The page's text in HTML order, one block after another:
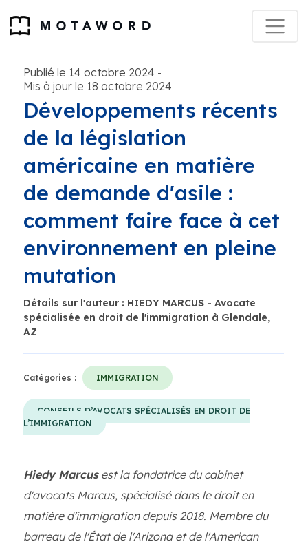
Publié le 14 octobre 2024 -
Mis à jour le 18 octobre 2024
Développements récents
de la législation
américaine en matière
de demande d'asile :
comment faire face à cet
environnement en pleine
mutation
Détails sur l'auteur : HIEDY MARCUS - Avocate
spécialisée en droit de l'immigration à Glendale,
AZ.
Catégories : IMMIGRATION
CONSEILS D’AVOCATS SPÉCIALISÉS EN DROIT DE
L’IMMIGRATION
Hiedy Marcusest la fondatrice du cabinet
d'avocats Marcus, spécialisé dans le droit en
matière d'immigration depuis 2018. Membre du
barreau de l'État de l'Arizona et de l'American